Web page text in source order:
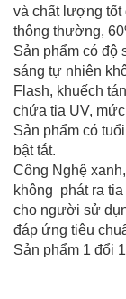
và chất lượng tốt
thông thường,
Sản phẩm có độ
sáng tự nhiên
Flash, khuếch
chứa tia UV,
Sản phẩm có
bật tắt.
Công Nghệ
không phát ra
cho người sử
đáp ứng tiêu
Sản phẩm 1 đổi